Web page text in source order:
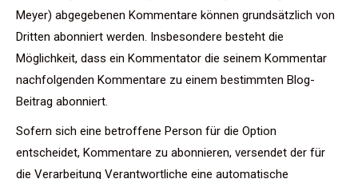
Meyer) abgegebenen Kommentare können grundsätzlich von
Dritten abonniert werden. Insbesondere besteht die
Möglichkeit, dass ein Kommentator die seinem Kommentar
nachfolgenden Kommentare zu einem bestimmten Blog-
Beitrag abonniert.
Sofern sich eine betroffene Person für die Option
entscheidet, Kommentare zu abonnieren, versendet der für
die Verarbeitung Verantwortliche eine automatische